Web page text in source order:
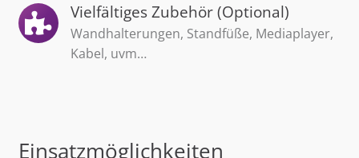
Vielfältiges Zubehör (Optional)
Wandhalterungen, Standfüße, Mediaplayer,
Kabel, uvm…
Einsatzmöglichkeiten